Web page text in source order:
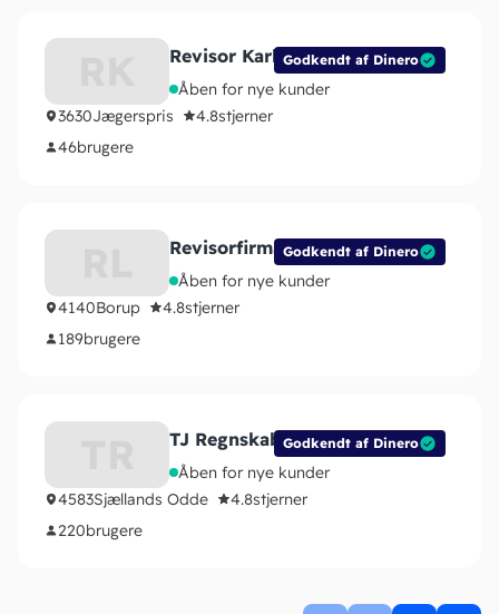
Godkendt af Dinero
Revisor Karl Sørensen
Åben for nye kunder
3630Jægerspris 4.8stjerner
46brugere
Godkendt af Dinero
Revisorfirmaet Lysehøj ApS
Åben for nye kunder
4140Borup 4.8stjerner
189brugere
Godkendt af Dinero
TJ Regnskabsservice
Åben for nye kunder
4583Sjællands Odde 4.8stjerner
220brugere